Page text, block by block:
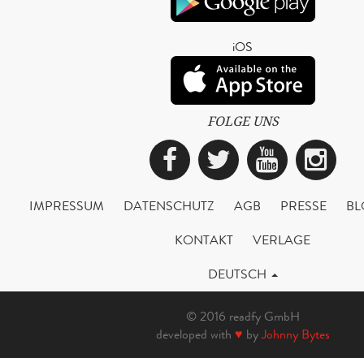
iOS
FOLGE UNS
Facebook
Twitter
IMPRESSUM DATENSCHUTZ AGB PRESSE
KONTAKT
VERLAGE
DEUTSCH
© 2016 readfy GmbH
developed with ♥ byJohnny Bytes